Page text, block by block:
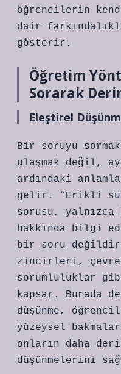
öğrencilerin
dair
gösterir.
Öğretim
Sorarak
Eleştirel
Bir soruyu
ulaşmak değil,
ardındaki
gelir. “Erikli su
sorusu, yalnızca
hakkında bilgi
bir soru değildir;
zincirleri,
sorumluluklar
kapsar. Burada
düşünme,
yüzeysel
onların daha
düşünmelerini